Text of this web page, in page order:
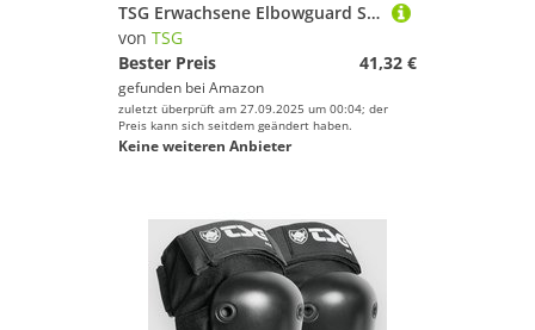
TSG Erwachsene Elbowguard Scout A Schützer, Black, XL
von TSG
Bester Preis
41,32 €
gefunden bei Amazon
zuletzt überprüft am 27.09.2025 um 00:04; der
Preis kann sich seitdem geändert haben.
Keine weiteren Anbieter